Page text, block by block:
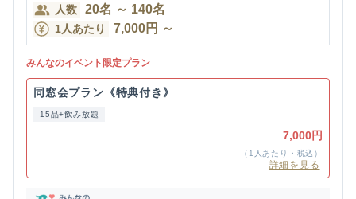
人数 20名 ～ 140名
1人あたり 7,000円 ～
みんなのイベント限定プラン
同窓会プラン《特典付き》
15品+飲み放題
7,000円
（1人あたり・税込）
詳細を見る